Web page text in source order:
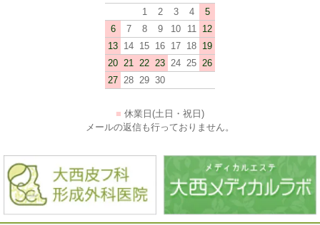
1
2 3 4
5
6
7 8 9 10 11
12
13 14 15 16 17 18 19
20 21 22 23 24 25 26
27 28 29 30
■ 休業日(土日・祝日)
メールの返信も行っておりません。